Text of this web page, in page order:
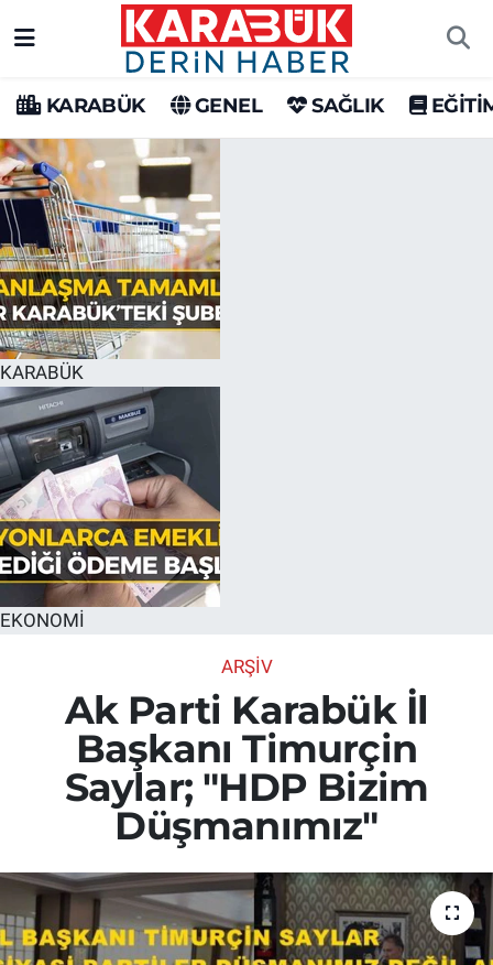
KARABÜK GENEL SAĞLIK
KARABÜK
EKONOMİ
ARŞİV
Ak Parti Karabük İl
Başkanı Timurçin
Saylar; "HDP Bizim
Düşmanımız"
Karabük Hava Durumu
Karabük Trafik Yoğunluk Haritası
Süper Lig Puan Durumu ve Fikstür
Tüm Manşetler
Son Dakika Haberleri
Haber Arşivi